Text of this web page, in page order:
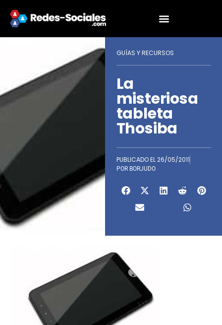
GUÍAS Y RECURSOS
La
misteriosa
tableta
Thosiba
PUBLICADO EL26/05/2011
POR BORJUDO